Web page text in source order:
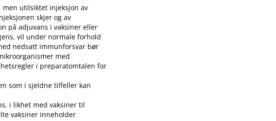
utilsiktet injeksjon av
skjer og av
på adjuvans i vaksiner eller
vil under normale forhold
nedsatt immunforsvar bør
med
i preparatomtalen for
som i sjeldne tilfeller kan
i likhet med vaksiner til
vaksiner inneholder